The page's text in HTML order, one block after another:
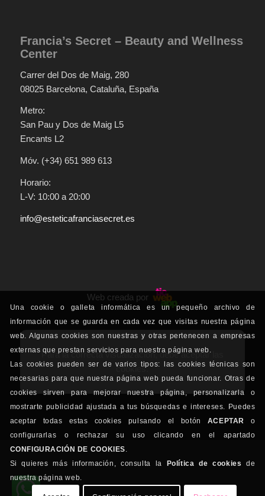
Francia’s Secret – Beauty and Wellness
Center
Carrer del Dos de Maig, 280
08025 Barcelona, Cataluña, España
Metro:
San Pau y Dos de Maig L5
Encants L2
Móv. (+34) 651 989 613
Horario:
L-V: 10:00 a 20:00
info@esteticafranciasecret.es
Web creada por
Para la correcta visualización, debe aceptar las
cookies.
Una cookie o galleta informática es un pequeño archivo de
información que se guarda en cada vez que visitas nuestra página
web. Algunas cookies son nuestras y otras pertenecen a empresas
externas que prestan servicios para nuestra página web.
Las cookies pueden ser de varios tipos: las cookies técnicas son
necesarias para que nuestra página web pueda funcionar. Otras de
cookies sirven para mejorar nuestra página, personalizarla o
mostrarte publicidad ajustada a tus búsquedas e intereses. Puedes
aceptar todas estas cookies pulsando el botón ACEPTAR o
configurarlas o rechazar su uso clicando en el apartado
CONFIGURACIÓN DE COOKIES.
Si quieres más información, consulta la
Política de cookies
de
nuestra página web.